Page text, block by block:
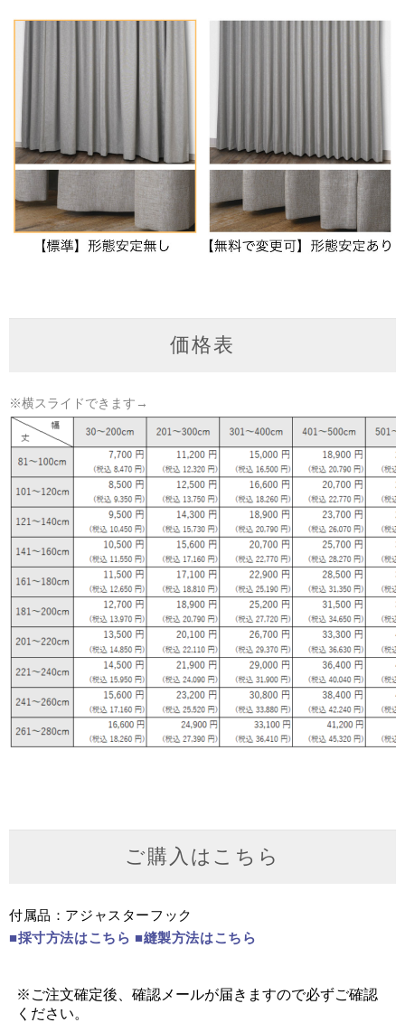
価格表
※横スライドできます→
ご購入はこちら
付属品：アジャスターフック
■採寸方法はこちら ■縫製方法はこちら